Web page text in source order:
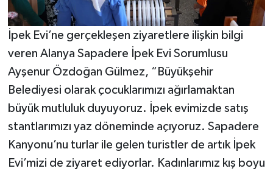
İpek Evi’ne gerçekleşen ziyaretlere ilişkin bilgi
veren Alanya Sapadere İpek Evi Sorumlusu
Ayşenur Özdoğan Gülmez, “Büyükşehir
Belediyesi olarak çocuklarımızı ağırlamaktan
büyük mutluluk duyuyoruz. İpek evimizde satış
stantlarımızı yaz döneminde açıyoruz. Sapadere
Kanyonu’nu turlar ile gelen turistler de artık İpek
Evi’mizi de ziyaret ediyorlar. Kadınlarımız kış boyu